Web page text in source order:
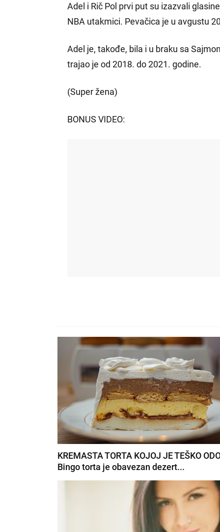
Adel i Rič Pol prvi put su izazvali
NBA utakmici. Pevačica je u avgustu
Adel je, takođe, bila i u braku sa
trajao je od 2018. do 2021. godine.
(Super žena)
BONUS VIDEO:
KREMASTA TORTA KOJOJ JE TEŠKO
Bingo torta je obavezan dezert...